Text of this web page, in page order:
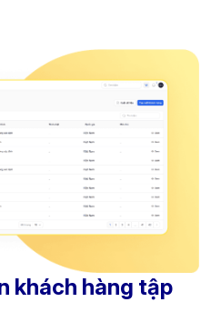
khách hàng tập